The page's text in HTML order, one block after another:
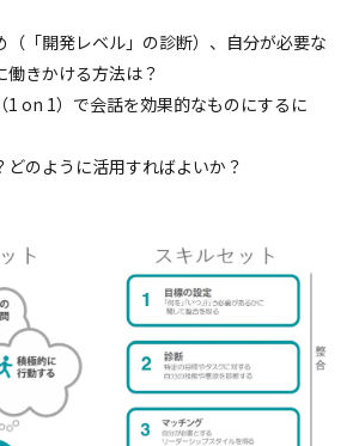
（「開発レベル」の診断）、自分が必要な
きかける方法は？
1 on 1）で会話を効果的なものにするに
どのように活用すればよいか？